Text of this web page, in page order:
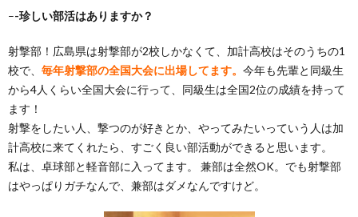
–-珍しい部活はありますか？
射撃部！広島県は射撃部が2校しかなくて、加計高校はそのうちの1
校で、 毎年射撃部の全国大会に出場してます。 今年も先輩と同級生
から4人くらい全国大会に行って、同級生は全国2位の成績を持って
ます！
射撃をしたい人、撃つのが好きとか、やってみたいっていう人は加
計高校に来てくれたら、すごく良い部活動ができると思います。
私は、卓球部と軽音部に入ってます。 兼部は全然OK。でも射撃部
はやっぱりガチなんで、兼部はダメなんですけど。